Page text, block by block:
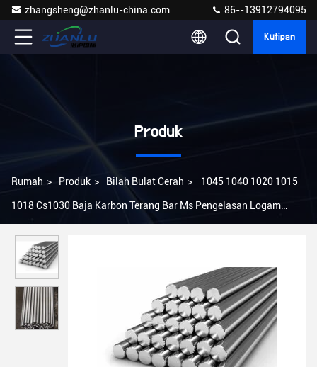
zhangsheng@zhanlu-china.com 86--13912794095
Kutipan
Produk
Rumah > Produk > Bilah Bulat Cerah > 1045 1040 1020 1015
1018 Cs1030 Baja Karbon Terang Bar Ms Pengelasan Logam